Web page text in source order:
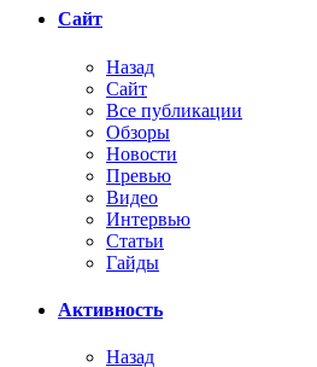
Сайт
Назад
Сайт
Все публикации
Обзоры
Новости
Превью
Видео
Интервью
Статьи
Гайды
Активность
Назад